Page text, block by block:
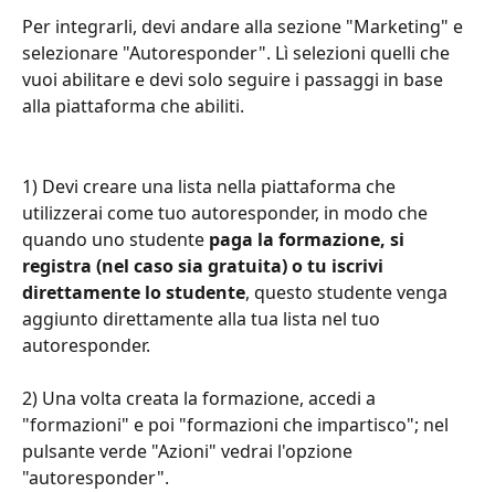
Per integrarli, devi andare alla sezione "Marketing" e
selezionare "Autoresponder". Lì selezioni quelli che
vuoi abilitare e devi solo seguire i passaggi in base
alla piattaforma che abiliti.
1) Devi creare una lista nella piattaforma che
utilizzerai come tuo autoresponder, in modo che
quando uno studente paga la formazione, si
registra (nel caso sia gratuita) o tu iscrivi
direttamente lo studente, questo studente venga
aggiunto direttamente alla tua lista nel tuo
autoresponder.
2) Una volta creata la formazione, accedi a
"formazioni" e poi "formazioni che impartisco"; nel
pulsante verde "Azioni" vedrai l'opzione
"autoresponder".